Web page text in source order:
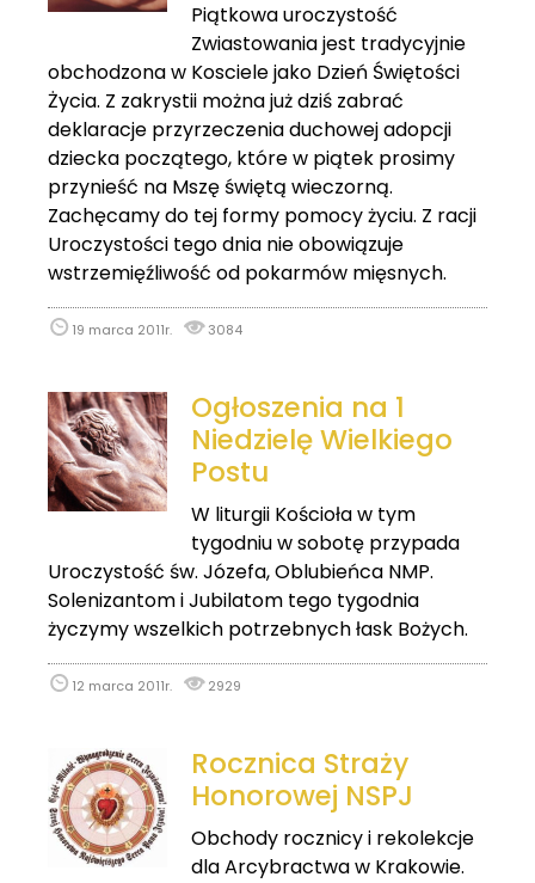
Piątkowa uroczystość
Zwiastowania jest tradycyjnie
obchodzona w Kosciele jako Dzień Świętości
Życia. Z zakrystii można już dziś zabrać
deklaracje przyrzeczenia duchowej adopcji
dziecka początego, które w piątek prosimy
przynieść na Mszę świętą wieczorną.
Zachęcamy do tej formy pomocy życiu. Z racji
Uroczystości tego dnia nie obowiązuje
wstrzemięźliwość od pokarmów mięsnych.
19 marca 2011r. 3084
Ogłoszenia na 1
Niedzielę Wielkiego
Postu
W liturgii Kościoła w tym
tygodniu w sobotę przypada
Uroczystość św. Józefa, Oblubieńca NMP.
Solenizantom i Jubilatom tego tygodnia
życzymy wszelkich potrzebnych łask Bożych.
12 marca 2011r. 2929
Rocznica Straży
Honorowej NSPJ
Obchody rocznicy i rekolekcje
dla Arcybractwa w Krakowie.